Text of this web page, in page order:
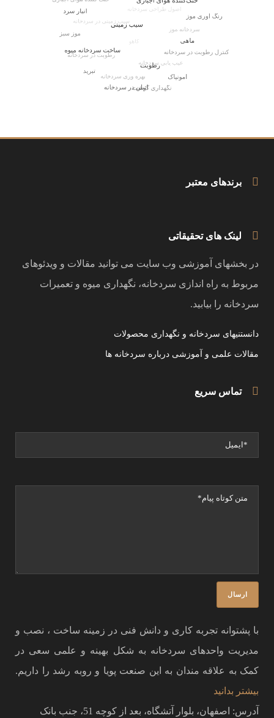
برندهای معتبر
لینک های تحقیقاتی
در بخشهای آموزشی وب سایت می توانید مقالات و ویدئوهای
مربوط به راه اندازی سردخانه، نگهداری میوه و تعمیرات
سردخانه را بیابید.
دانستنیهای سردخانه و نگهداری محصولات
مقالات علمی و آموزشی درباره سردخانه ها
تماس سریع
با پشتوانه تجربه کاری و دانش فنی در زمینه ساخت ، نصب و
مدیریت واحدهای سردخانه به شکل بهینه و علمی سعی در
کمک به علاقه مندان به این صنعت پویا و روبه رشد را داریم.
بیشتر بدانید
آدرس: اصفهان، بلوار آتشگاه، بعد از کوچه 51، جنب بانک